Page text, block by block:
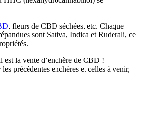
, fleurs de CBD séchées, etc. Chaque
sont Sativa, Indica et Ruderali, ce
est la vente d’enchère de CBD !
précédentes enchères et celles à venir,